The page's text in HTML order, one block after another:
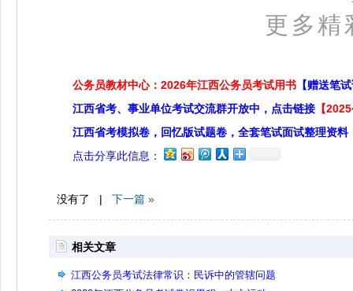
更多精
公务员教材中心：2026年江西公务员考试用书 【赠送笔
江西省考、事业单位考试交流群开放中，点击链接 【
江西省考模拟卷，回忆版试题卷，全套笔试面试整理资料
点击分享此信息：
没有了 | 下一篇 »
相关文章
江西公务员考试法律常识：民诉中的管辖问题